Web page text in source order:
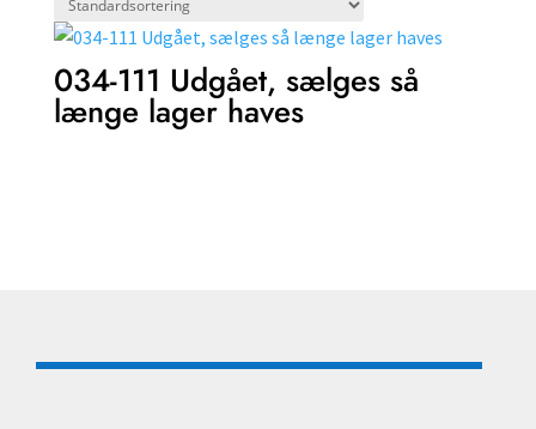
034-111 Udgået, sælges så
længe lager haves